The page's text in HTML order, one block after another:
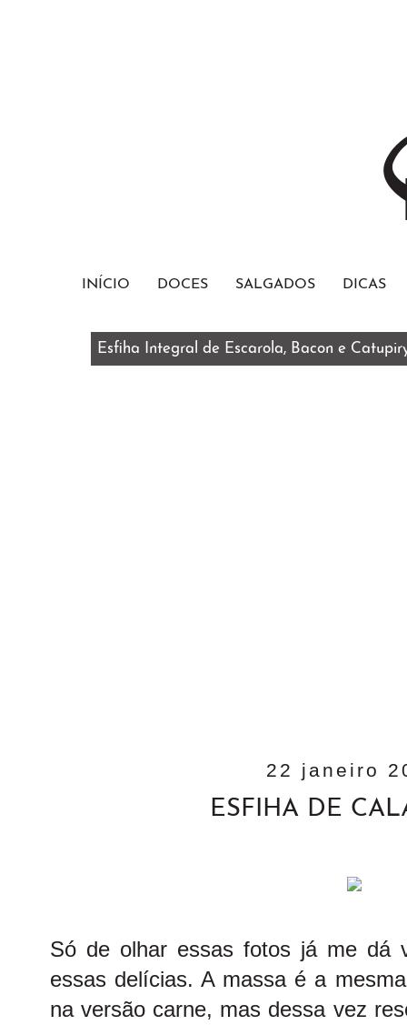
INÍCIO DOCES SALGADOS DICAS
Esfiha Integral de Escarola, Bacon e
22 janeiro
ESFIHA DE
Só de olhar essas fotos já me dá
essas delícias. A massa é a
na versão carne, mas dessa vez